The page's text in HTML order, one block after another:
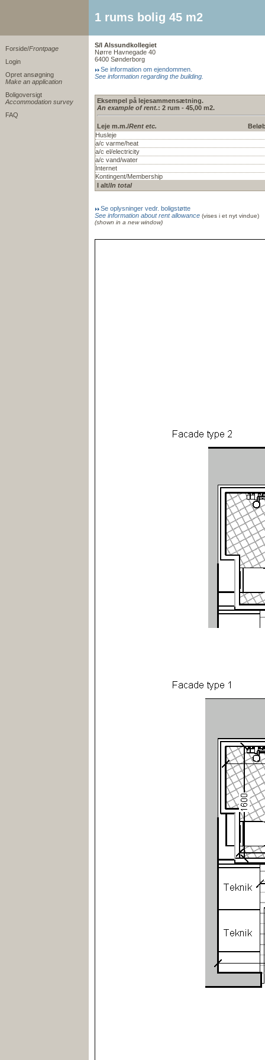
1 rums bolig 45 m2
Forside/Frontpage
Login
Opret ansøgning
Make an application
Boligoversigt
Accommodation survey
FAQ
S/I Alssundkollegiet
Nørre Havnegade 40
6400 Sønderborg
Se information om ejendommen.
See information regarding the building.
Eksempel på lejesammensætning.
An example of rent.: 2 rum - 45,00 m2.
Leje m.m./Rent etc.
Husleje
a/c varme/heat
a/c el/electricity
a/c vand/water
Internet
Kontingent/Membership
I alt/In total
Se oplysninger vedr. boligstøtte
See information about rent allowance (vises i et nyt vindue)
(shown in a new window)